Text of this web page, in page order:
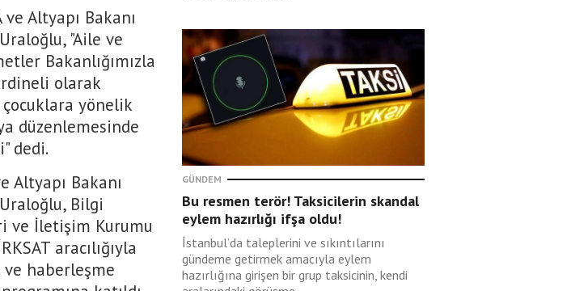
ve Altyapı Bakanı
"Aile ve
Bakanlığımızla
olarak
çocuklara yönelik
düzenlemesinde
dedi.
Altyapı Bakanı
Bilgi
ve İletişim Kurumu
aracılığıyla
haberleşme
GÜNDEM
Bu resmen terör! Taksicilerin skandal
eylem hazırlığı ifşa oldu!
İstanbul’da taleplerini ve sıkıntılarını
gündeme getirmek amacıyla eylem
hazırlığına girişen bir grup taksicinin, kendi